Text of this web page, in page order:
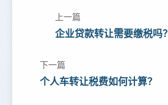
上一篇
企业贷款转让需要缴税吗？
下一篇
个人车转让税费如何计算？